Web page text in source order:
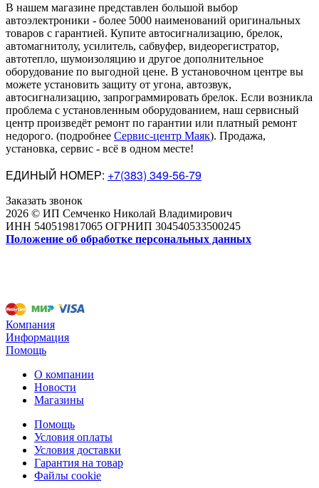
В нашем магазине представлен большой выбор
автоэлектроники - более 5000 наименований оригинальных
товаров с гарантией. Купите автосигнализацию, брелок,
автомагнитолу, усилитель, сабвуфер, видеорегистратор,
автотепло, шумоизоляцию и другое дополнительное
оборудование по выгодной цене. В установочном центре вы
можете установить защиту от угона, автозвук,
автосигнализацию, запрограммировать брелок. Если возникла
проблема с установленным оборудованием, наш сервисный
центр произведёт ремонт по гарантии или платный ремонт
недорого. (подробнее Сервис-центр Маяк). Продажа,
установка, сервис - всё в одном месте!
ЕДИНЫЙ НОМЕР: +7(383) 349-56-79
Заказать звонок
2026 © ИП Семченко Николай Владимирович
ИНН 540519817065 ОГРНИП 304540533500245
Положение об обработке персональных данных
Компания
Информация
Помощь
О компании
Новости
Магазины
Помощь
Условия оплаты
Условия доставки
Гарантия на товар
Файлы cookie